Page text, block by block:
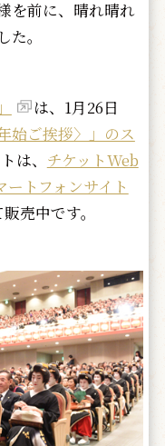
を前に、晴れ晴れ
。
は、1月26日
始ご挨拶〉」のス
は、 チケットWeb
トフォンサイト
売中です。